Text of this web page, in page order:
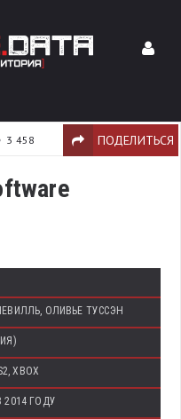
3 458 ПОДЕЛИТЬСЯ
ОЛИВЬЕ ТУССЭН
XBOX
2014 ГОДУ